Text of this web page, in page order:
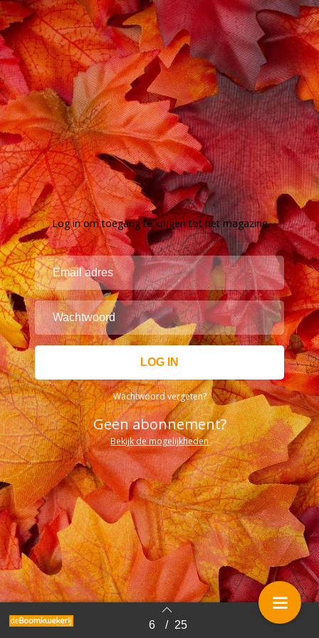
Terug naar overzicht 6 / 25
Log in om toegang te krijgen tot het magazine
Wachtwoord vergeten?
Geen abonnement?
Bekijk de mogelijkheden